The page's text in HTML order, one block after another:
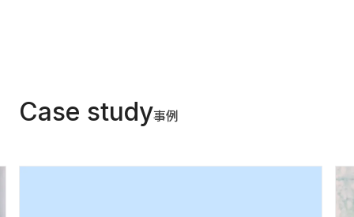
Case study事例